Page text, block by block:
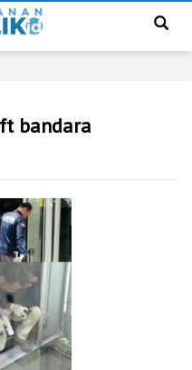
bandara